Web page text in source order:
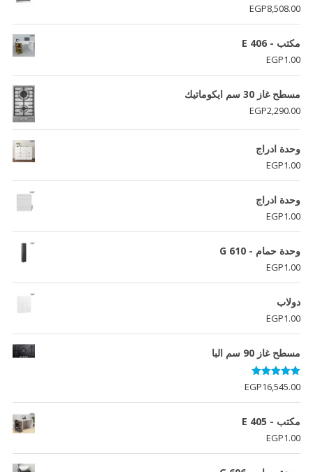
EGP8,508.00
مكتب - E 406
EGP1.00
مسطح غاز 30 سم ايكوماتيك
EGP2,290.00
وحدة ادراج
EGP1.00
وحدة ادراج
EGP1.00
وحدة حمام - G 610
EGP1.00
دولاب
EGP1.00
مسطح غاز 90 سم البا
تم التقييم
5.00من 5 EGP16,545.00
مكتب - E 405
EGP1.00